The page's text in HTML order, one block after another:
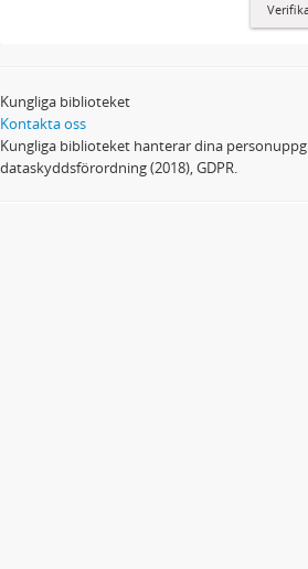
Kungliga biblioteket
Kontakta oss
Kungliga biblioteket hanterar dina
dataskyddsförordning (2018), GDPR.